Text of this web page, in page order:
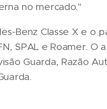
no mercado."
Benz Classe X e o
SPAL e Roamer. O
Guarda, Razão